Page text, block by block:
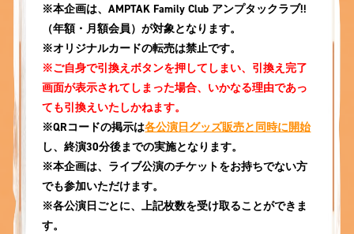
※本企画は、AMPTAK Family Club アンプタックラブ!!
（年額・月額会員）が対象となります。
※オリジナルカードの転売は禁止です。
※ご自身で引換えボタンを押してしまい、引換え完了
画面が表示されてしまった場合、いかなる理由であっ
ても引換えいたしかねます。
※QRコードの掲示は各公演日グッズ販売と同時に開始
し、終演30分後までの実施となります。
※本企画は、ライブ公演のチケットをお持ちでない方
でも参加いただけます。
※各公演日ごとに、上記枚数を受け取ることができま
す。